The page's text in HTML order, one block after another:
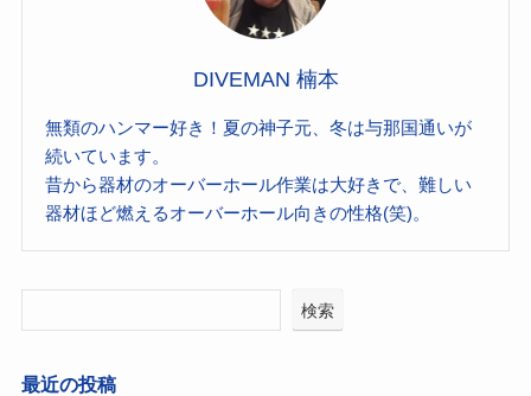
DIVEMAN 楠本
無類のハンマー好き！夏の神子元、冬は与那国通いが
続いています。
昔から器材のオーバーホール作業は大好きで、難しい
器材ほど燃えるオーバーホール向きの性格(笑)。
検索
最近の投稿